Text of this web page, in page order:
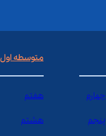
چهارم
پنجم
متوسطه اول
هفتم
هشتم